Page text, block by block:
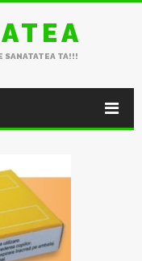
SANATATEA TA!!!